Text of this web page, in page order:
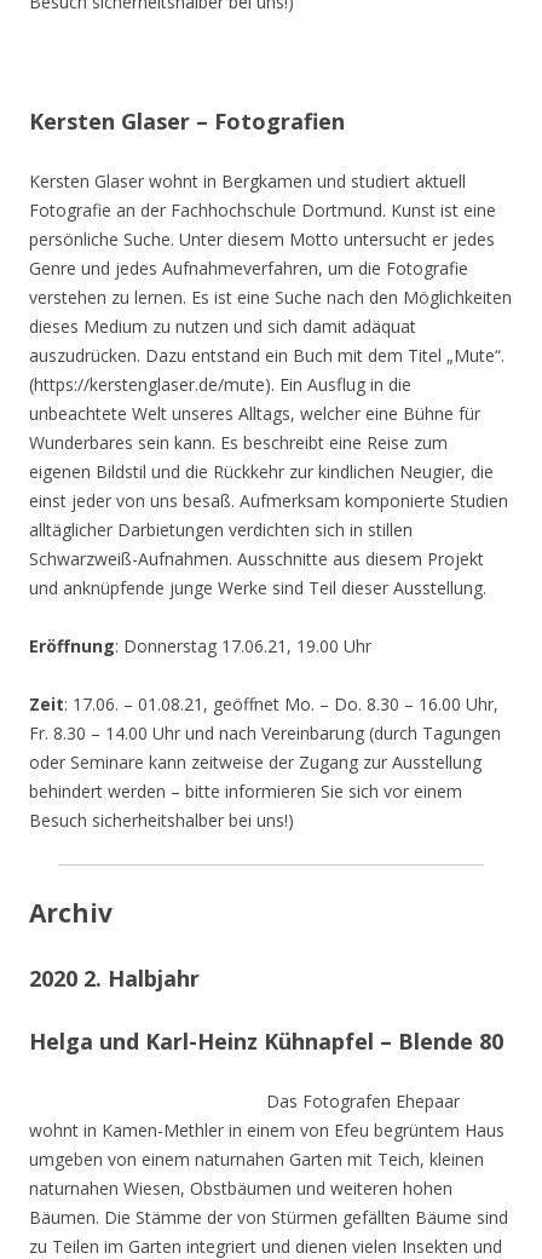
Kersten Glaser – Fotografien
Kersten Glaser wohnt in Bergkamen und studiert aktuell
Fotografie an der Fachhochschule Dortmund. Kunst ist eine
persönliche Suche. Unter diesem Motto untersucht er jedes
Genre und jedes Aufnahmeverfahren, um die Fotografie
verstehen zu lernen. Es ist eine Suche nach den Möglichkeiten
dieses Medium zu nutzen und sich damit adäquat
auszudrücken. Dazu entstand ein Buch mit dem Titel „Mute“.
(https://kerstenglaser.de/mute). Ein Ausflug in die
unbeachtete Welt unseres Alltags, welcher eine Bühne für
Wunderbares sein kann. Es beschreibt eine Reise zum
eigenen Bildstil und die Rückkehr zur kindlichen Neugier, die
einst jeder von uns besaß. Aufmerksam komponierte Studien
alltäglicher Darbietungen verdichten sich in stillen
Schwarzweiß-Aufnahmen. Ausschnitte aus diesem Projekt
und anknüpfende junge Werke sind Teil dieser Ausstellung.
Eröffnung: Donnerstag 17.06.21, 19.00 Uhr
Zeit: 17.06. – 01.08.21, geöffnet Mo. – Do. 8.30 – 16.00 Uhr,
Fr. 8.30 – 14.00 Uhr und nach Vereinbarung (durch Tagungen
oder Seminare kann zeitweise der Zugang zur Ausstellung
behindert werden – bitte informieren Sie sich vor einem
Besuch sicherheitshalber bei uns!)
Archiv
2020 2. Halbjahr
Helga und Karl-Heinz Kühnapfel – Blende 80
Das Fotografen Ehepaar
wohnt in Kamen-Methler in einem von Efeu begrüntem Haus
umgeben von einem naturnahen Garten mit Teich, kleinen
naturnahen Wiesen, Obstbäumen und weiteren hohen
Bäumen. Die Stämme der von Stürmen gefällten Bäume sind
zu Teilen im Garten integriert und dienen vielen Insekten und